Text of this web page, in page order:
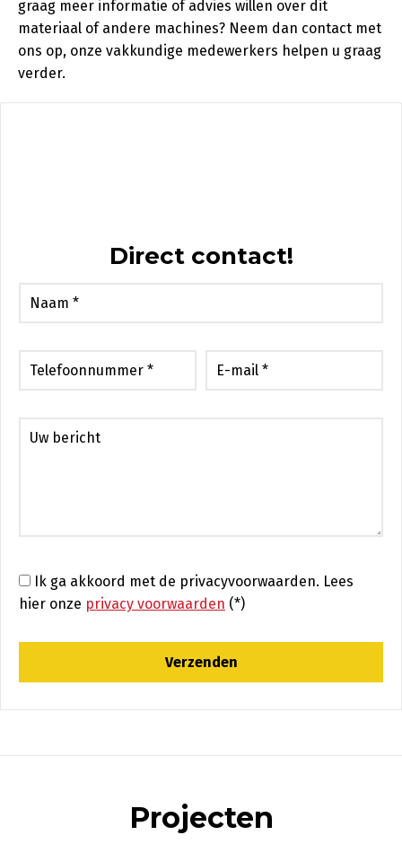
graag meer informatie of advies willen over dit
materiaal of andere machines? Neem dan contact met
ons op, onze vakkundige medewerkers helpen u graag
verder.
Direct contact!
Ik ga akkoord met de privacyvoorwaarden. Lees
hier onze privacy voorwaarden (*)
Projecten